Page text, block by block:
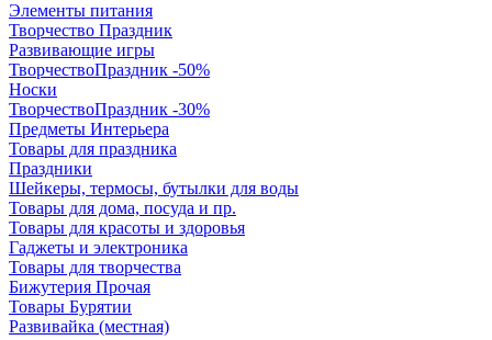
Элементы питания
Творчество Праздник
Развивающие игры
ТворчествоПраздник -50%
Носки
ТворчествоПраздник -30%
Предметы Интерьера
Товары для праздника
Праздники
Шейкеры, термосы, бутылки для воды
Товары для дома, посуда и пр.
Товары для красоты и здоровья
Гаджеты и электроника
Товары для творчества
Бижутерия Прочая
Товары Бурятии
Развивайка (местная)